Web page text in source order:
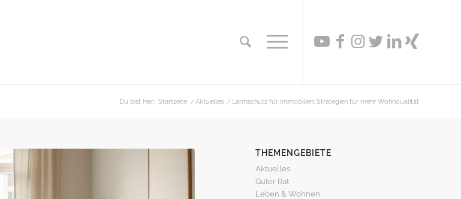
Du bist hier: Startseite / Aktuelles / Lärmschutz für Immobilien: Strategien für mehr Wohnqualität
THEMENGEBIETE
Aktuelles
Guter Rat
Leben & Wohnen